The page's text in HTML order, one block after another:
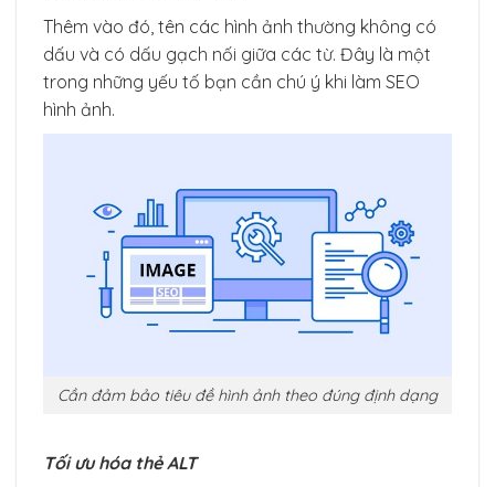
Thêm vào đó, tên các hình ảnh thường không có
dấu và có dấu gạch nối giữa các từ. Đây là một
trong những yếu tố bạn cần chú ý khi làm SEO
hình ảnh.
Cần đảm bảo tiêu đề hình ảnh theo đúng định dạng
Tối ưu hóa thẻ ALT